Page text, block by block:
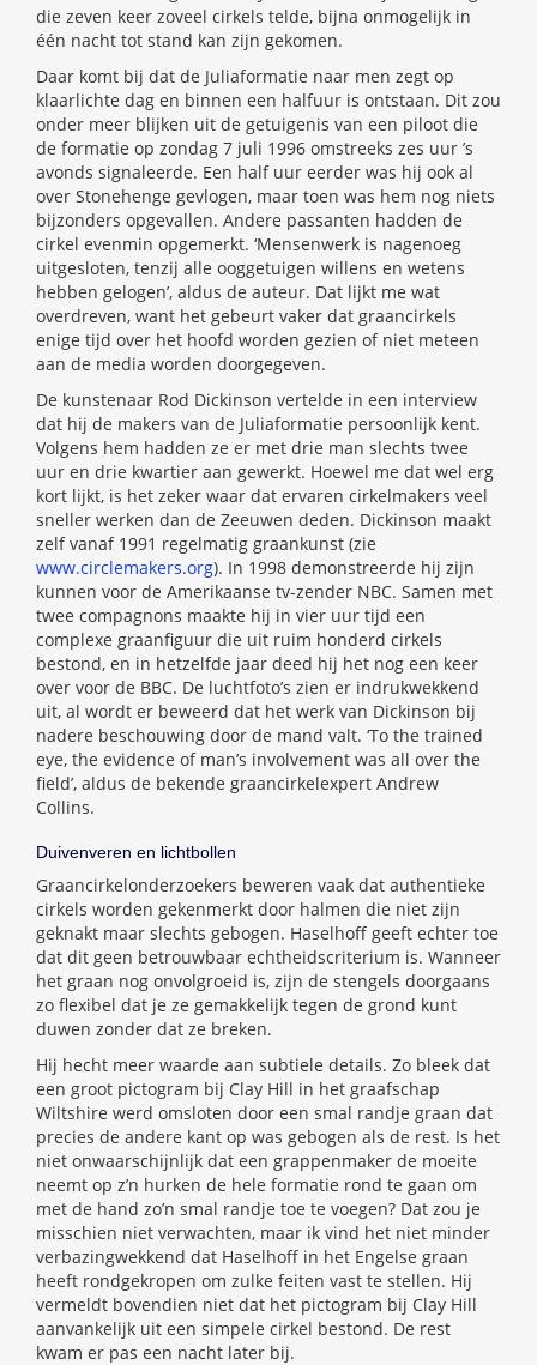
die zeven keer zoveel cirkels telde, bijna onmogelijk in
één nacht tot stand kan zijn gekomen.
Daar komt bij dat de Juliaformatie naar men zegt op
klaarlichte dag en binnen een halfuur is ontstaan. Dit zou
onder meer blijken uit de getuigenis van een piloot die
de formatie op zondag 7 juli 1996 omstreeks zes uur ’s
avonds signaleerde. Een half uur eerder was hij ook al
over Stonehenge gevlogen, maar toen was hem nog niets
bijzonders opgevallen. Andere passanten hadden de
cirkel evenmin opgemerkt. ‘Mensenwerk is nagenoeg
uitgesloten, tenzij alle ooggetuigen willens en wetens
hebben gelogen’, aldus de auteur. Dat lijkt me wat
overdreven, want het gebeurt vaker dat graancirkels
enige tijd over het hoofd worden gezien of niet meteen
aan de media worden doorgegeven.
De kunstenaar Rod Dickinson vertelde in een interview
dat hij de makers van de Juliaformatie persoonlijk kent.
Volgens hem hadden ze er met drie man slechts twee
uur en drie kwartier aan gewerkt. Hoewel me dat wel erg
kort lijkt, is het zeker waar dat ervaren cirkelmakers veel
sneller werken dan de Zeeuwen deden. Dickinson maakt
zelf vanaf 1991 regelmatig graankunst (zie
www.circlemakers.org). In 1998 demonstreerde hij zijn
kunnen voor de Amerikaanse tv-zender NBC. Samen met
twee compagnons maakte hij in vier uur tijd een
complexe graanfiguur die uit ruim honderd cirkels
bestond, en in hetzelfde jaar deed hij het nog een keer
over voor de BBC. De luchtfoto’s zien er indrukwekkend
uit, al wordt er beweerd dat het werk van Dickinson bij
nadere beschouwing door de mand valt. ‘To the trained
eye, the evidence of man’s involvement was all over the
field’, aldus de bekende graancirkelexpert Andrew
Collins.
Duivenveren en lichtbollen
Graancirkelonderzoekers beweren vaak dat authentieke
cirkels worden gekenmerkt door halmen die niet zijn
geknakt maar slechts gebogen. Haselhoff geeft echter toe
dat dit geen betrouwbaar echtheidscriterium is. Wanneer
het graan nog onvolgroeid is, zijn de stengels doorgaans
zo flexibel dat je ze gemakkelijk tegen de grond kunt
duwen zonder dat ze breken.
Hij hecht meer waarde aan subtiele details. Zo bleek dat
een groot pictogram bij Clay Hill in het graafschap
Wiltshire werd omsloten door een smal randje graan dat
precies de andere kant op was gebogen als de rest. Is het
niet onwaarschijnlijk dat een grappenmaker de moeite
neemt op z’n hurken de hele formatie rond te gaan om
met de hand zo’n smal randje toe te voegen? Dat zou je
misschien niet verwachten, maar ik vind het niet minder
verbazingwekkend dat Haselhoff in het Engelse graan
heeft rondgekropen om zulke feiten vast te stellen. Hij
vermeldt bovendien niet dat het pictogram bij Clay Hill
aanvankelijk uit een simpele cirkel bestond. De rest
kwam er pas een nacht later bij.